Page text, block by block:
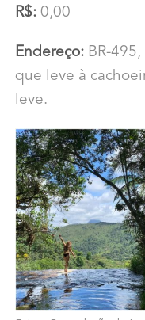
R$:0,00
Endereço:BR-495,
que leve à
leve.